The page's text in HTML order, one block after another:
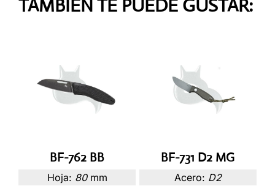
TAMBIÉN TE PUEDE GUSTAR:
BF-762 BB
Hoja: 80 mm
BF-731 D2 MG
Acero: D2